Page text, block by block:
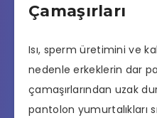
Çamaşırları
Isı, sperm üretimini ve
nedenle erkeklerin dar
çamaşırlarından uzak
pantolon yumurtalıkları